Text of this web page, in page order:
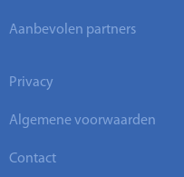
Aanbevolen partners
Privacy
Algemene voorwaarden
Contact